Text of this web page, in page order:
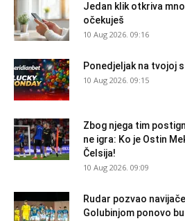
Jedan klik otkriva
očekuješ
10 Aug 2026. 09:16
Ponedjeljak na tvojoj
10 Aug 2026. 09:15
Zbog njega tim
ne igra: Ko je Ostin
Čelsija!
10 Aug 2026. 09:09
Rudar pozvao
Golubinjom ponovo